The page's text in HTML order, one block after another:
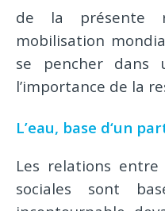
de la présente
mobilisation
se pencher dans
l’importance de la
L’eau, base d‘un
Les relations
sociales sont